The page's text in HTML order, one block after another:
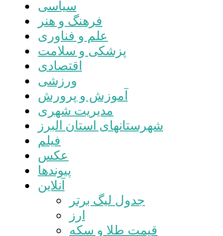
سیاسی
فرهنگ و هنر
علم و فناوری
پزشکی و سلامت
اقتصادی
ورزشی
آموزش و پرورش
مدیریت شهری
شهرستانهای استان البرز
فیلم
عکس
پیوندها
آنلاین
جدول لیگ برتر
ارز
قیمت طلا و سکه